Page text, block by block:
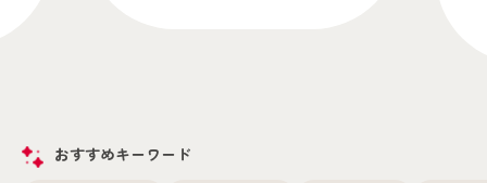
おすすめキーワード